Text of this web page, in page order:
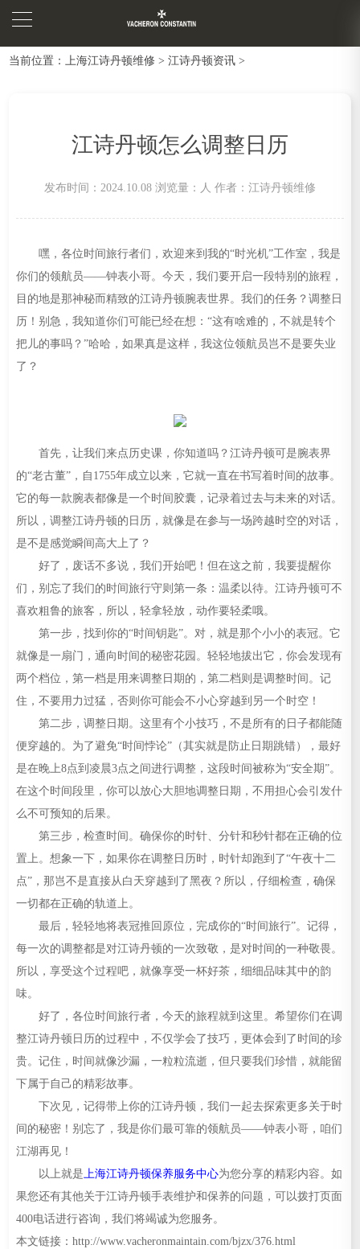
当前位置： 上海江诗丹顿维修 >江诗丹顿资讯 >
江诗丹顿怎么调整日历
发布时间：2024.10.08 浏览量： 人 作者：江诗丹顿维修
嘿，各位时间旅行者们，欢迎来到我的“时光机”工作室，我是
你们的领航员——钟表小哥。今天，我们要开启一段特别的旅程，
目的地是那神秘而精致的江诗丹顿腕表世界。我们的任务？调整日
历！别急，我知道你们可能已经在想：“这有啥难的，不就是转个
把儿的事吗？”哈哈，如果真是这样，我这位领航员岂不是要失业
了？
首先，让我们来点历史课，你知道吗？江诗丹顿可是腕表界
的“老古董”，自1755年成立以来，它就一直在书写着时间的故事。
它的每一款腕表都像是一个时间胶囊，记录着过去与未来的对话。
所以，调整江诗丹顿的日历，就像是在参与一场跨越时空的对话，
是不是感觉瞬间高大上了？
好了，废话不多说，我们开始吧！但在这之前，我要提醒你
们，别忘了我们的时间旅行守则第一条：温柔以待。江诗丹顿可不
喜欢粗鲁的旅客，所以，轻拿轻放，动作要轻柔哦。
第一步，找到你的“时间钥匙”。对，就是那个小小的表冠。它
就像是一扇门，通向时间的秘密花园。轻轻地拔出它，你会发现有
两个档位，第一档是用来调整日期的，第二档则是调整时间。记
住，不要用力过猛，否则你可能会不小心穿越到另一个时空！
第二步，调整日期。这里有个小技巧，不是所有的日子都能随
便穿越的。为了避免“时间悖论”（其实就是防止日期跳错），最好
是在晚上8点到凌晨3点之间进行调整，这段时间被称为“安全期”。
在这个时间段里，你可以放心大胆地调整日期，不用担心会引发什
么不可预知的后果。
第三步，检查时间。确保你的时针、分针和秒针都在正确的位
置上。想象一下，如果你在调整日历时，时针却跑到了“午夜十二
点”，那岂不是直接从白天穿越到了黑夜？所以，仔细检查，确保
一切都在正确的轨道上。
最后，轻轻地将表冠推回原位，完成你的“时间旅行”。记得，
每一次的调整都是对江诗丹顿的一次致敬，是对时间的一种敬畏。
所以，享受这个过程吧，就像享受一杯好茶，细细品味其中的韵
味。
好了，各位时间旅行者，今天的旅程就到这里。希望你们在调
整江诗丹顿日历的过程中，不仅学会了技巧，更体会到了时间的珍
贵。记住，时间就像沙漏，一粒粒流逝，但只要我们珍惜，就能留
下属于自己的精彩故事。
下次见，记得带上你的江诗丹顿，我们一起去探索更多关于时
间的秘密！别忘了，我是你们最可靠的领航员——钟表小哥，咱们
江湖再见！
以上就是上海江诗丹顿保养服务中心为您分享的精彩内容。如
果您还有其他关于江诗丹顿手表维护和保养的问题，可以拨打页面
400电话进行咨询，我们将竭诚为您服务。
本文链接：http://www.vacheronmaintain.com/bjzx/376.html